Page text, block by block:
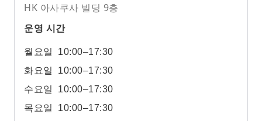
HK 아사쿠사 빌딩 9층
운영 시간
월요일
10:00–17:30
화요일
10:00–17:30
수요일
10:00–17:30
목요일
10:00–17:30